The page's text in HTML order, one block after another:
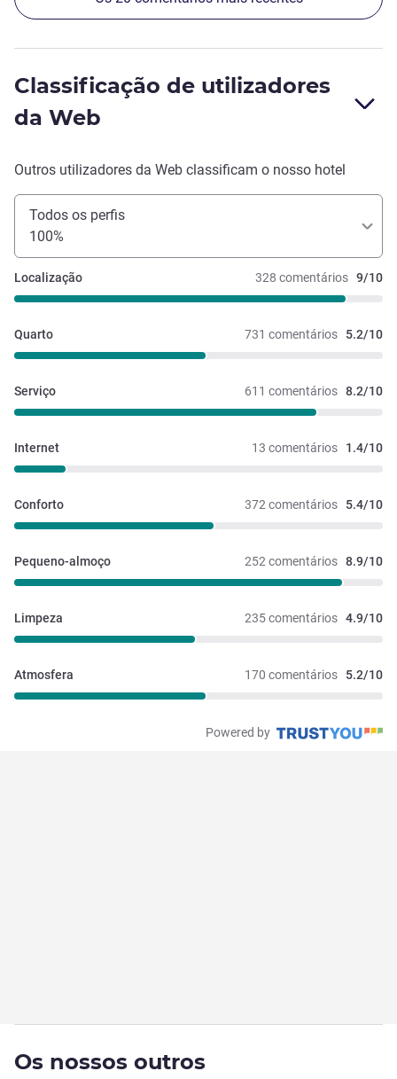
Classificação de utilizadores
da Web
Outros utilizadores da Web classificam o nosso hotel
Todos os perfis
100%
328 comentários 9/10
Localização
731 comentários 5.2/10
Quarto
611 comentários 8.2/10
Serviço
13 comentários 1.4/10
Internet
372 comentários 5.4/10
Conforto
252 comentários 8.9/10
Pequeno-almoço
235 comentários 4.9/10
Limpeza
170 comentários 5.2/10
Atmosfera
Powered by
Os nossos outros